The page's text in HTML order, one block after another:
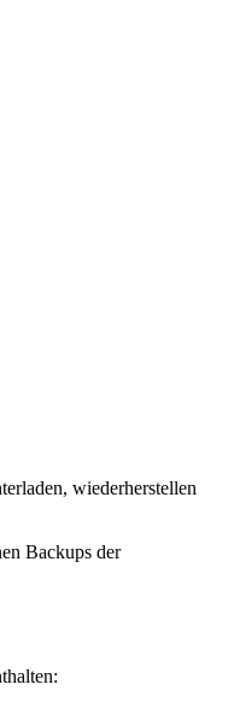
wiederherstellen
Backups der